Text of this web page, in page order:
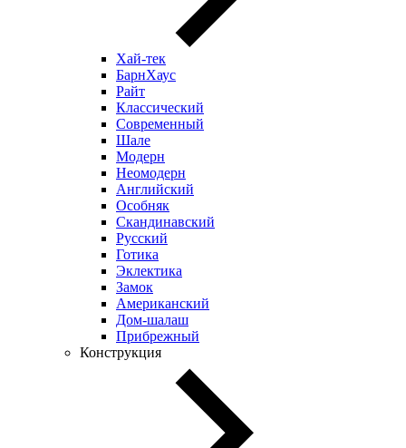
Хай-тек
БарнХаус
Райт
Классический
Современный
Шале
Модерн
Неомодерн
Английский
Особняк
Скандинавский
Русский
Готика
Эклектика
Замок
Американский
Дом-шалаш
Прибрежный
Конструкция